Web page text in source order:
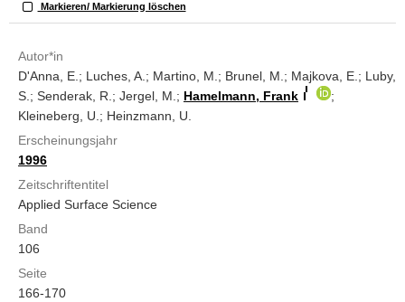
Markieren/ Markierung löschen
Autor*in
D'Anna, E.; Luches, A.; Martino, M.; Brunel, M.; Majkova, E.; Luby,
S.; Senderak, R.; Jergel, M.; Hamelmann, Frank
;
Kleineberg, U.; Heinzmann, U.
Erscheinungsjahr
1996
Zeitschriftentitel
Applied Surface Science
Band
106
Seite
166-170